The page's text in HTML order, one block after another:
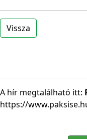
Vissza
A hír megtalálható itt:
https://